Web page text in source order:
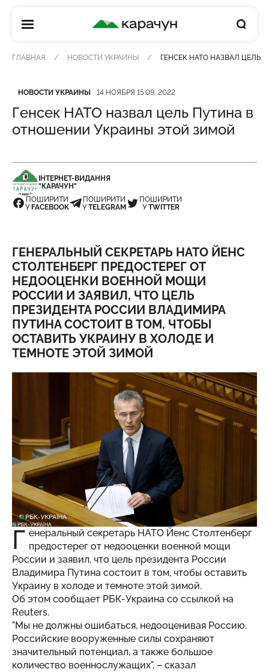
КАРАЧУН
ГЛАВНАЯ НОВОСТИ УКРАИНЫ ГЕНСЕК НАТО НАЗВАЛ
Категория
НОВОСТИ УКРАИНЫ
Дата публикации 14 НОЯБРЯ 15:09, 2022
Генсек НАТО назвал цель Путина в
отношении Украины этой зимой
ІНТЕРНЕТ-ВИДАННЯ
"КАРАЧУН"
ПОШИРИТИ
У FACEBOOK
ПОШИРИТИ
УTELEGRAM
ПОШИРИТИ
УTWITTER
ГЕНЕРАЛЬНЫЙ СЕКРЕТАРЬ НАТО ЙЕНС
СТОЛТЕНБЕРГ ПРЕДОСТЕРЕГ ОТ
НЕДООЦЕНКИ ВОЕННОЙ МОЩИ
РОССИИ И ЗАЯВИЛ, ЧТО ЦЕЛЬ
ПРЕЗИДЕНТА РОССИИ ВЛАДИМИРА
ПУТИНА СОСТОИТ В ТОМ, ЧТОБЫ
ОСТАВИТЬ УКРАИНУ В ХОЛОДЕ И
ТЕМНОТЕ ЭТОЙ ЗИМОЙ
Г енеральный секретарь НАТО Йенс Столтенберг
предостерег от недооценки военной мощи
России и заявил, что цель президента России
Владимира Путина состоит в том, чтобы оставить
Украину в холоде и темноте этой зимой.
Об этом сообщает РБК-Украина со ссылкой на
Reuters.
"Мы не должны ошибаться, недооценивая Россию.
Российские вооруженные силы сохраняют
значительный потенциал, а также большое
количество военнослужащих", – сказал